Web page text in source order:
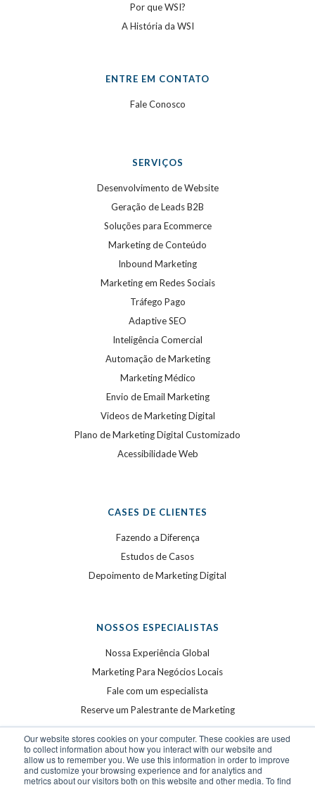
Our website stores cookies on your computer. These cookies are used
to collect information about how you interact with our website and
allow us to remember you. We use this information in order to improve
and customize your browsing experience and for analytics and
metrics about our visitors both on this website and other media. To find
Por que WSI?
A História da WSI
ENTRE EM CONTATO
Fale Conosco
SERVIÇOS
Desenvolvimento de Website
Geração de Leads B2B
Soluções para Ecommerce
Marketing de Conteúdo
Inbound Marketing
Marketing em Redes Sociais
Tráfego Pago
Adaptive SEO
Inteligência Comercial
Automação de Marketing
Marketing Médico
Envio de Email Marketing
Videos de Marketing Digital
Plano de Marketing Digital Customizado
Acessibilidade Web
CASES DE CLIENTES
Fazendo a Diferença
Estudos de Casos
Depoimento de Marketing Digital
NOSSOS ESPECIALISTAS
Nossa Experiência Global
Marketing Para Negócios Locais
Fale com um especialista
Reserve um Palestrante de Marketing